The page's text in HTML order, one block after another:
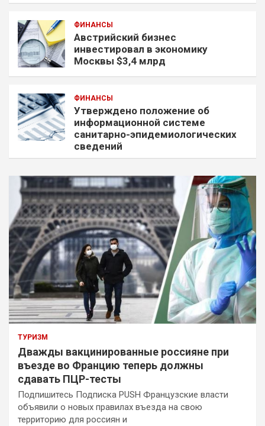
ФИНАНСЫ
Австрийский бизнес
инвестировал в экономику
Москвы $3,4 млрд
ФИНАНСЫ
Утверждено положение об
информационной системе
санитарно-эпидемиологических
сведений
ТУРИЗМ
Дважды вакцинированные россияне при
въезде во Францию теперь должны
сдавать ПЦР-тесты
Подпишитесь Подписка PUSH Французские власти
объявили о новых правилах въезда на свою
территорию для россиян и